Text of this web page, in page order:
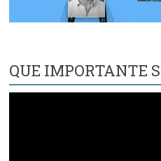
QUE IMPORTANTE